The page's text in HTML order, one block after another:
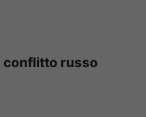
conflitto russo